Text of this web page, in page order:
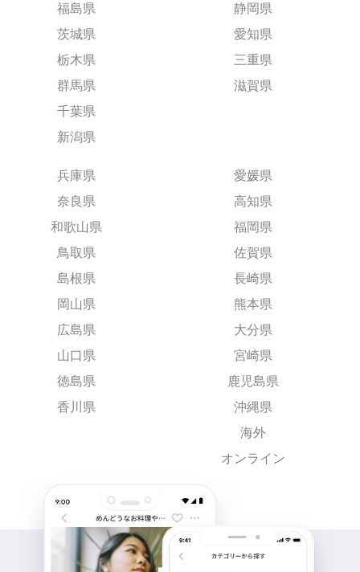
福島県
茨城県
栃木県
群馬県
千葉県
新潟県
静岡県
愛知県
三重県
滋賀県
兵庫県
奈良県
和歌山県
鳥取県
島根県
岡山県
広島県
山口県
徳島県
香川県
愛媛県
高知県
福岡県
佐賀県
長崎県
熊本県
大分県
宮崎県
鹿児島県
沖縄県
海外
オンライン